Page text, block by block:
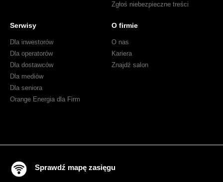
Zgłoś niebezpieczne treści
Serwisy
Dla inwestorów
Dla operatorów
Dla dostawców
Dla mediów
Dla seniora
Orange Energia dla Firm
O firmie
O nas
Kariera
Znajdź salon
Sprawdź mapę zasięgu